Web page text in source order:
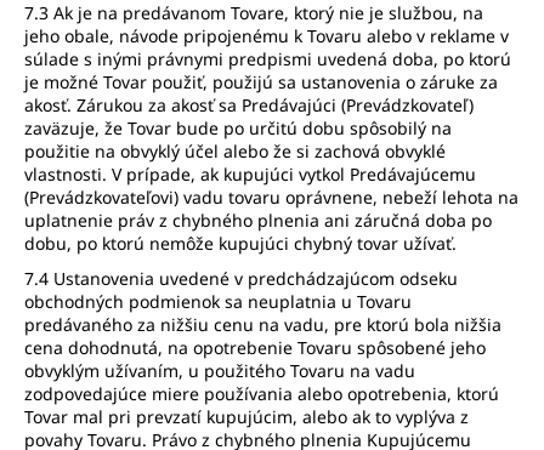
7.3 Ak je na predávanom Tovare, ktorý nie je službou, na
jeho obale, návode pripojenému k Tovaru alebo v reklame v
súlade s inými právnymi predpismi uvedená doba, po ktorú
je možné Tovar použiť, použijú sa ustanovenia o záruke za
akosť. Zárukou za akosť sa Predávajúci (Prevádzkovateľ)
zaväzuje, že Tovar bude po určitú dobu spôsobilý na
použitie na obvyklý účel alebo že si zachová obvyklé
vlastnosti. V prípade, ak kupujúci vytkol Predávajúcemu
(Prevádzkovateľovi) vadu tovaru oprávnene, nebeží lehota na
uplatnenie práv z chybného plnenia ani záručná doba po
dobu, po ktorú nemôže kupujúci chybný tovar užívať.
7.4 Ustanovenia uvedené v predchádzajúcom odseku
obchodných podmienok sa neuplatnia u Tovaru
predávaného za nižšiu cenu na vadu, pre ktorú bola nižšia
cena dohodnutá, na opotrebenie Tovaru spôsobené jeho
obvyklým užívaním, u použitého Tovaru na vadu
zodpovedajúce miere používania alebo opotrebenia, ktorú
Tovar mal pri prevzatí kupujúcim, alebo ak to vyplýva z
povahy Tovaru. Právo z chybného plnenia Kupujúcemu